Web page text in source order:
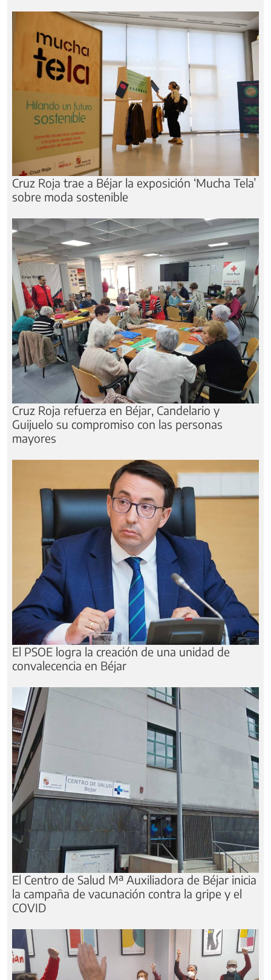
Cruz Roja trae a Béjar la exposición ‘Mucha Tela’
sobre moda sostenible
Cruz Roja refuerza en Béjar, Candelario y
Guijuelo su compromiso con las personas
mayores
El PSOE logra la creación de una unidad de
convalecencia en Béjar
El Centro de Salud Mª Auxiliadora de Béjar inicia
la campaña de vacunación contra la gripe y el
COVID